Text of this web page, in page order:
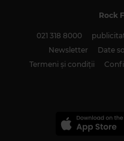
Rock
021 318 8000
Newsletter
Date
Termeni și condiții